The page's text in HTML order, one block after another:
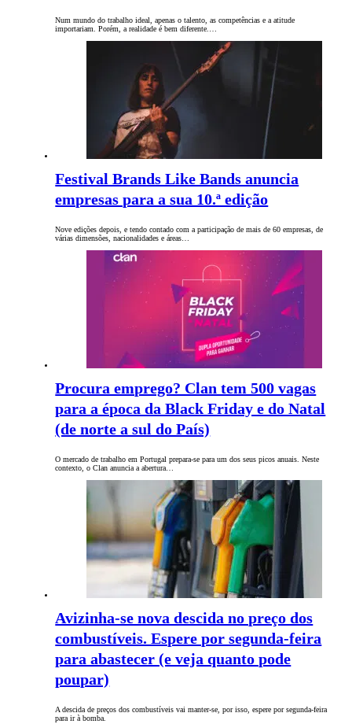
Num mundo do trabalho ideal, apenas o talento, as competências e a atitude
importariam. Porém, a realidade é bem diferente.…
Festival Brands Like Bands anuncia
empresas para a sua 10.ª edição
Nove edições depois, e tendo contado com a participação de mais de 60 empresas, de
várias dimensões, nacionalidades e áreas…
Procura emprego? Clan tem 500 vagas
para a época da Black Friday e do Natal
(de norte a sul do País)
O mercado de trabalho em Portugal prepara-se para um dos seus picos anuais. Neste
contexto, o Clan anuncia a abertura…
Avizinha-se nova descida no preço dos
combustíveis. Espere por segunda-feira
para abastecer (e veja quanto pode
poupar)
A descida de preços dos combustíveis vai manter-se, por isso, espere por segunda-feira
para ir à bomba.